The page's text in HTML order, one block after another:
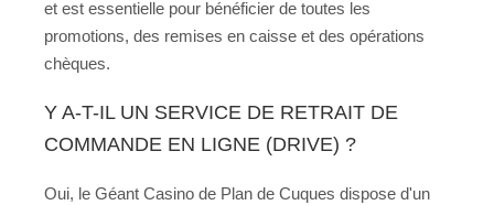
et est essentielle pour bénéficier de toutes les
promotions, des remises en caisse et des opérations
chèques.
Y A-T-IL UN SERVICE DE RETRAIT DE
COMMANDE EN LIGNE (DRIVE) ?
Oui, le Géant Casino de Plan de Cuques dispose d'un